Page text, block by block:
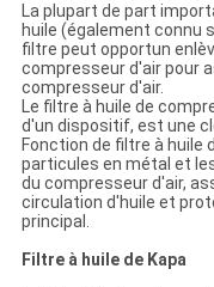
La plupart de part
huile (également connu
filtre peut opportun
compresseur d'air pour
compresseur d'air.
Le filtre à huile de
d'un dispositif, est une
Fonction de filtre à huile
particules en métal et
du compresseur d'air,
circulation d'huile et
principal.
Filtre à huile de Kapa